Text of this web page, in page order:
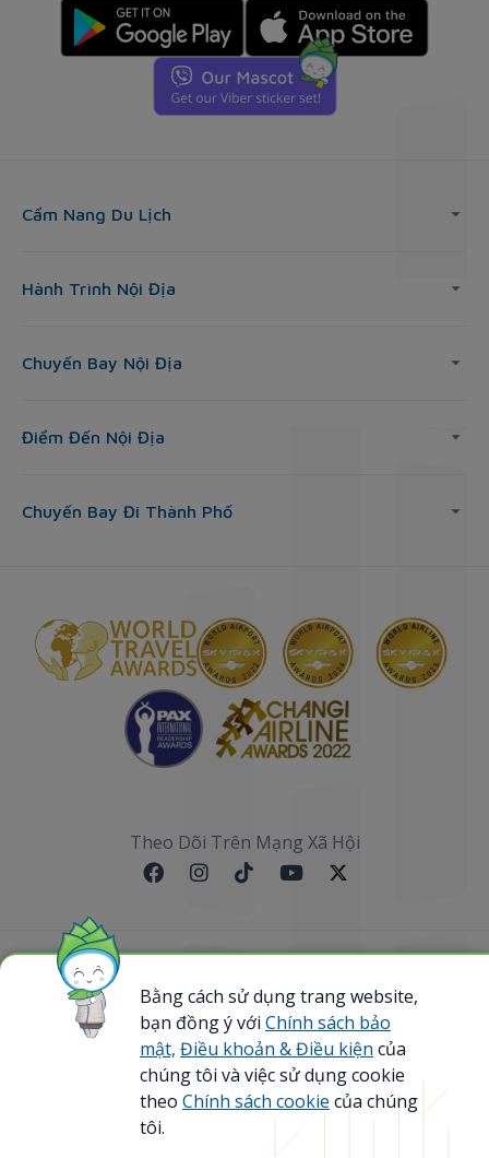
Cẩm Nang Du Lịch
Hành Trình Nội Địa
Chuyến Bay Nội Địa
Điểm Đến Nội Địa
Chuyến Bay Đi Thành Phố
Theo Dõi Trên Mạng Xã Hội
Sơ đồ website
@ 2023 Bamboo Airways Copyright. All Rights
Reserved.
Business Registration Code: 0107867370
Bằng cách sử dụng trang website,
bạn đồng ý với Chính sách bảo
mật, Điều khoản & Điều kiện của
chúng tôi và việc sử dụng cookie
theo Chính sách cookie của chúng
tôi.